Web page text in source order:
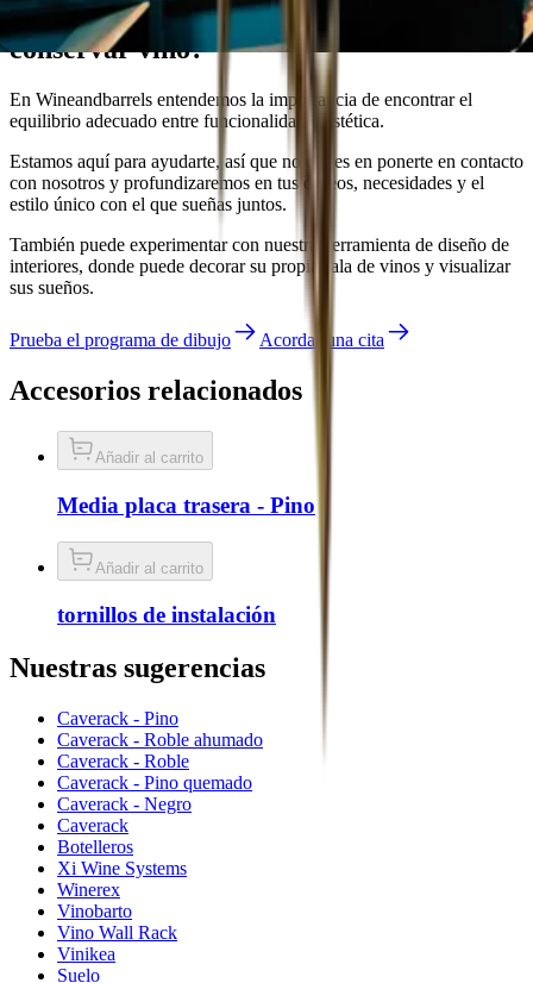
¿Estás buscando la solución perfecta para
conservar vino?
En Wineandbarrels entendemos la importancia de encontrar el
equilibrio adecuado entre funcionalidad y estética.
Estamos aquí para ayudarte, así que no dudes en ponerte en contacto
con nosotros y profundizaremos en tus deseos, necesidades y el
estilo único con el que sueñas juntos.
También puede experimentar con nuestra herramienta de diseño de
interiores, donde puede decorar su propia sala de vinos y visualizar
sus sueños.
Prueba el programa de dibujo Acordar una cita
Accesorios relacionados
Añadir al carrito
Media placa trasera - Pino
Añadir al carrito
tornillos de instalación
Nuestras sugerencias
Caverack - Pino
Caverack - Roble ahumado
Caverack - Roble
Caverack - Pino quemado
Caverack - Negro
Caverack
Botelleros
Xi Wine Systems
Winerex
Vinobarto
Vino Wall Rack
Vinikea
Suelo